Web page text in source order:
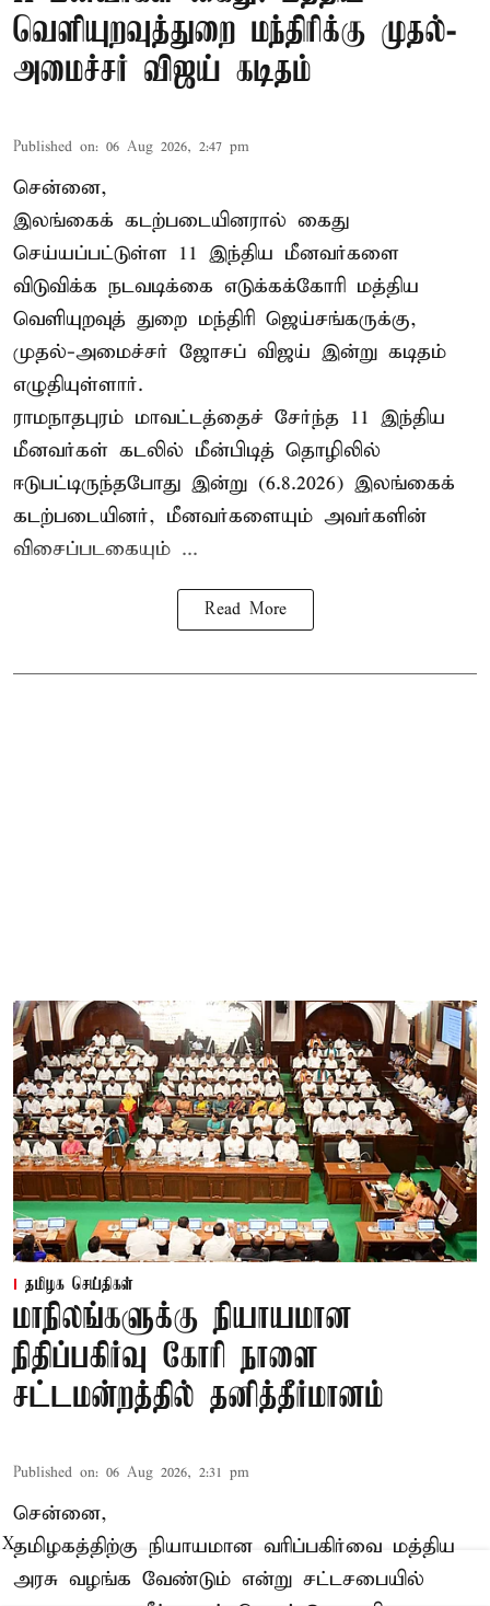
வெளியுறவுத்துறை மந்திரிக்கு முதல்-
அமைச்சர் விஜய் கடிதம்
Published on: 06 Aug 2026, 2:47 pm
சென்னை,
இலங்கைக் கடற்படையினரால் கைது
செய்யப்பட்டுள்ள 11 இந்திய மீனவர்களை
விடுவிக்க நடவடிக்கை எடுக்கக்கோரி மத்திய
வெளியுறவுத் துறை மந்திரி ஜெய்சங்கருக்கு,
முதல்-அமைச்சர் ஜோசப் விஜய் இன்று கடிதம்
எழுதியுள்ளார்.
ராமநாதபுரம் மாவட்டத்தைச் சேர்ந்த 11 இந்திய
மீனவர்கள் கடலில் மீன்பிடித் தொழிலில்
ஈடுபட்டிருந்தபோது இன்று (6.8.2026) இலங்கைக்
கடற்படையினர், மீனவர்களையும் அவர்களின்
விசைப்படகையும் ...
Read More
தமிழக செய்திகள்
மாநிலங்களுக்கு நியாயமான
நிதிப்பகிர்வு கோரி நாளை
சட்டமன்றத்தில் தனித்தீர்மானம்
Published on: 06 Aug 2026, 2:31 pm
சென்னை,
தமிழகத்திற்கு நியாயமான வரிப்பகிர்வை மத்திய
அரசு வழங்க வேண்டும் என்று சட்டசபையில்
X